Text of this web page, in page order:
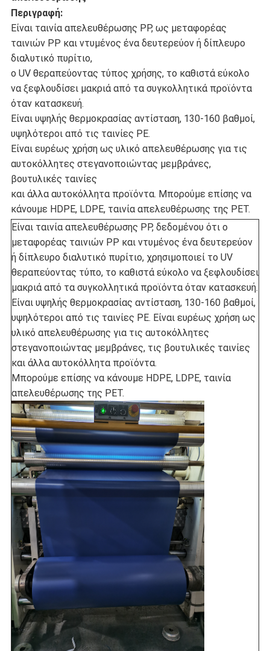
Περιγραφή:
Είναι ταινία απελευθέρωσης PP, ως μεταφορέας
ταινιών PP και ντυμένος ένα δευτερεύον ή δίπλευρο
διαλυτικό πυρίτιο,
ο UV θεραπεύοντας τύπος χρήσης, το καθιστά εύκολο
να ξεφλουδίσει μακριά από τα συγκολλητικά προϊόντα
όταν κατασκευή.
Είναι υψηλής θερμοκρασίας αντίσταση, 130-160 βαθμοί,
υψηλότεροι από τις ταινίες PE.
Είναι ευρέως χρήση ως υλικό απελευθέρωσης για τις
αυτοκόλλητες στεγανοποιώντας μεμβράνες,
βουτυλικές ταινίες
και άλλα αυτοκόλλητα προϊόντα. Μπορούμε επίσης να
κάνουμε HDPE, LDPE, ταινία απελευθέρωσης της PET.
Είναι ταινία απελευθέρωσης PP, δεδομένου ότι ο
μεταφορέας ταινιών PP και ντυμένος ένα δευτερεύον
ή δίπλευρο διαλυτικό πυρίτιο, χρησιμοποιεί το UV
θεραπεύοντας τύπο, το καθιστά εύκολο να ξεφλουδίσει
μακριά από τα συγκολλητικά προϊόντα όταν κατασκευή.
Είναι υψηλής θερμοκρασίας αντίσταση, 130-160 βαθμοί,
υψηλότεροι από τις ταινίες PE. Είναι ευρέως χρήση ως
υλικό απελευθέρωσης για τις αυτοκόλλητες
στεγανοποιώντας μεμβράνες, τις βουτυλικές ταινίες
και άλλα αυτοκόλλητα προϊόντα.
Μπορούμε επίσης να κάνουμε HDPE, LDPE, ταινία
απελευθέρωσης της PET.